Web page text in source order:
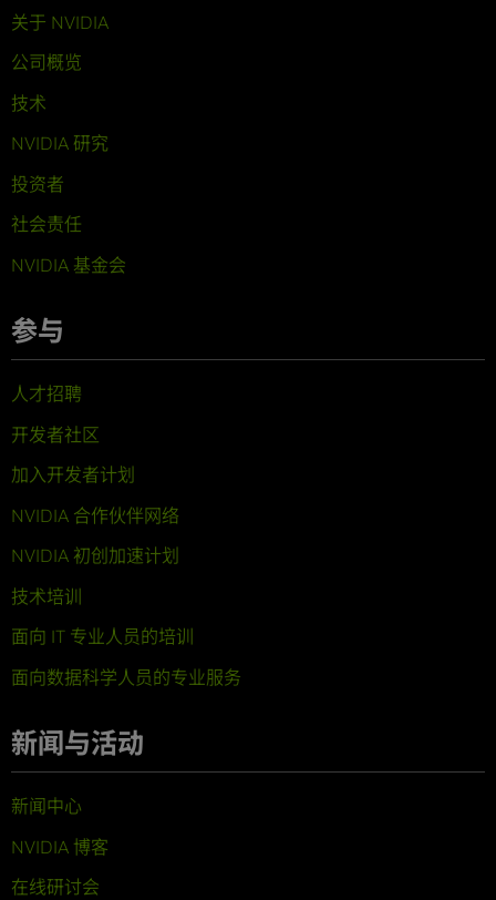
关于 NVIDIA
公司概览
技术
NVIDIA 研究
投资者
社会责任
NVIDIA 基金会
参与
人才招聘
开发者社区
加入开发者计划
NVIDIA 合作伙伴网络
NVIDIA 初创加速计划
技术培训
面向 IT 专业人员的培训
面向数据科学人员的专业服务
新闻与活动
新闻中心
NVIDIA 博客
在线研讨会